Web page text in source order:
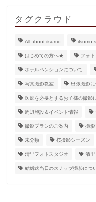
タグクラウド
All about itsumo itsumo
はじめての方へ★ フォ
ホテルペンションについて
写真撮影教室 出張撮影に
医療を必要とするお子様の撮影
周辺施設＆イベント情報
撮影プランのご案内 撮影
未分類 桜撮影シーズン
清里フォトスタジオ 清里
結婚式当日のスナップ撮影につ